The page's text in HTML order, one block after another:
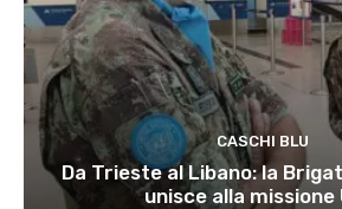
CASCHI BLU
Da Trieste al Libano: la
unisce alla missione